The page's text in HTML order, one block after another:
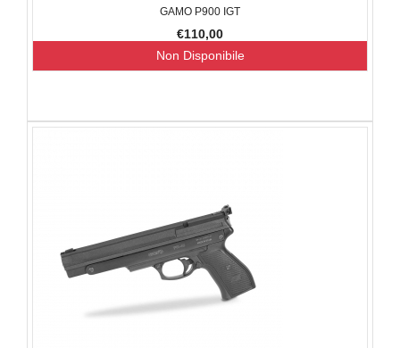
GAMO P900 IGT
€110,00
Non Disponibile